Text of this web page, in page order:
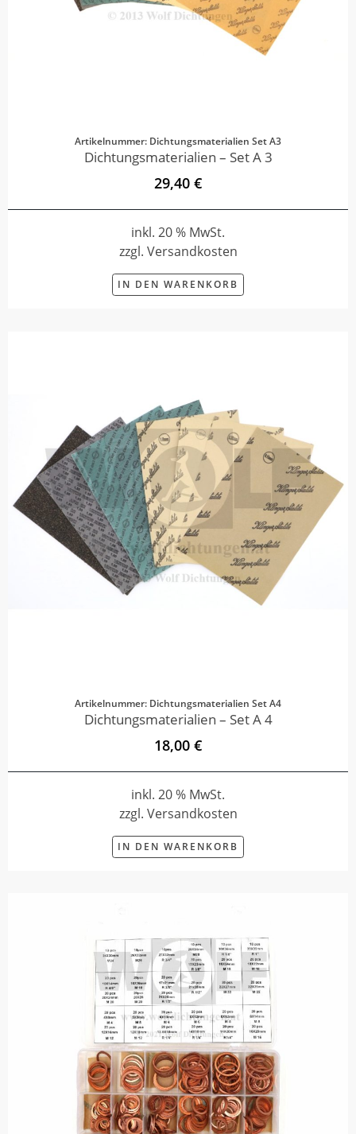
Artikelnummer: Dichtungsmaterialien Set A3
Dichtungsmaterialien – Set A 3
29,40 €
inkl. 20 % MwSt.
zzgl. Versandkosten
IN DEN WARENKORB
Artikelnummer: Dichtungsmaterialien Set A4
Dichtungsmaterialien – Set A 4
18,00 €
inkl. 20 % MwSt.
zzgl. Versandkosten
IN DEN WARENKORB